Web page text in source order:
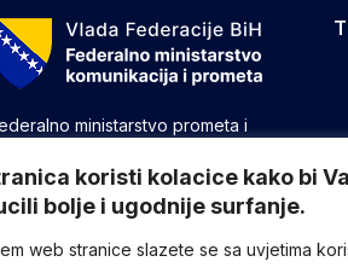
koristi kolacice kako bi
bolje i ugodnije surfanje.
web stranice slazete se sa uvjetima
ministarstvo prometa i
poslove utvrđene zakonom koji
se odnose na ostvarivanje nadležnosti
u oblasti prometa i